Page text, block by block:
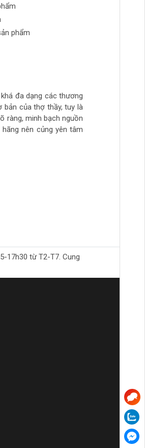
phẩm
giá sinh viên, thich hợp
cao cấp ghé>>>>>>>>
đa dạng các thương
bản của thợ thầy, tuy là
ràng, minh bạch nguồn
nên củng yên tâm
ít, thường phải đợi đặt
17h30 từ T2-T7. Cung